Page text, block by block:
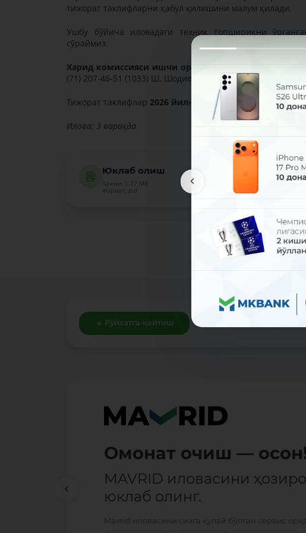
тижорат таклифларни қабул қилишини малум қилади.
Ушбу бўйича иловадаги техник топшириқни
сўраймиз.
Харид комиссияси ишчи органининг манзили:
(71) 207-46-51 (1033) Ш. Шодиев
Тижорат таклифлар 2026 йилнинг 6 март ига қадар
Илова: 3 варақда
Юклаб олиш
Ҳажми: 1.77 MB
Формат: pdf
Рўйхатга қайтиш
Омонат очиш —
MAVRID иловасини
юклаб олинг.
Mavrid иловасини сизга қулай бўлган сервис